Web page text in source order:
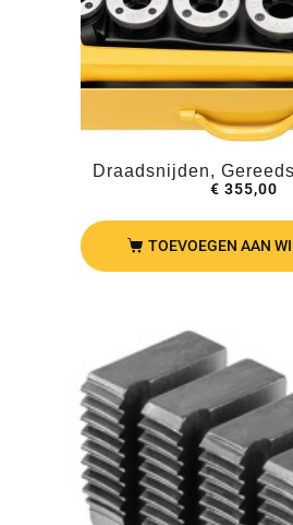
Draadsnijden,
€ 355,00
TOEVOEGEN AAN